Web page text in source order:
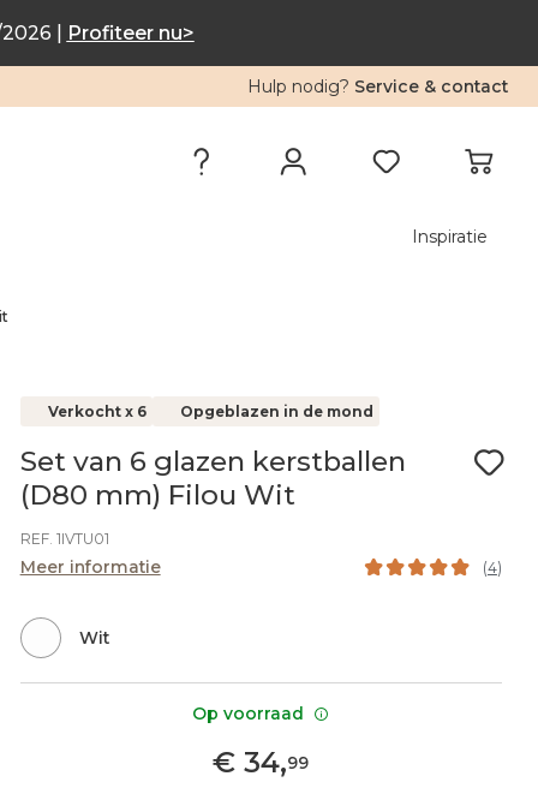
| Profiteer nu>
Hulp nodig? Service & contact
Inspiratie
Verkocht x 6 Opgeblazen in de mond
Set van 6 glazen kerstballen
(D80 mm) Filou Wit
REF. 1IVTU01
Meer informatie (4)
Wit
€34,99